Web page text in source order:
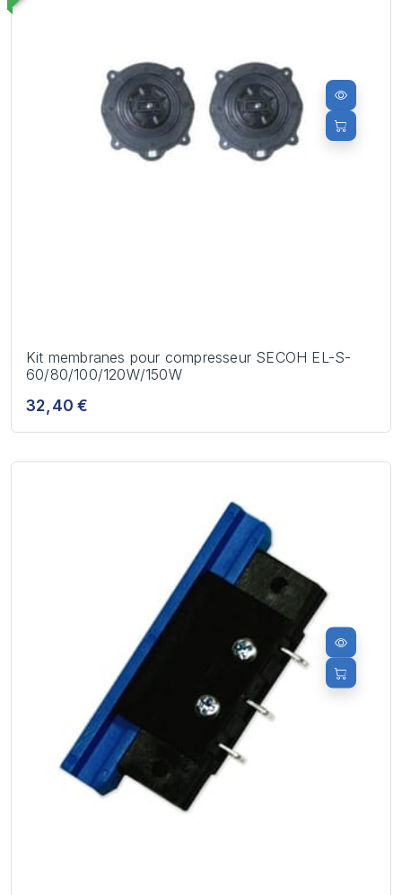
Kit membranes pour compresseur SECOH EL-S-
60/80/100/120W/150W
32,40 €